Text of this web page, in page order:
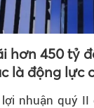
hơn 450 tỷ
là động lực
nhuận quý II